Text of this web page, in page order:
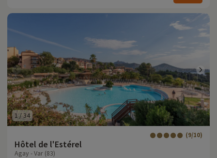
1 /34
Hôtel de l'Estérel
(9/10)
Agay - Var (83)